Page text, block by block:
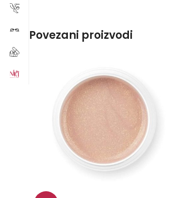
Povezani proizvodi